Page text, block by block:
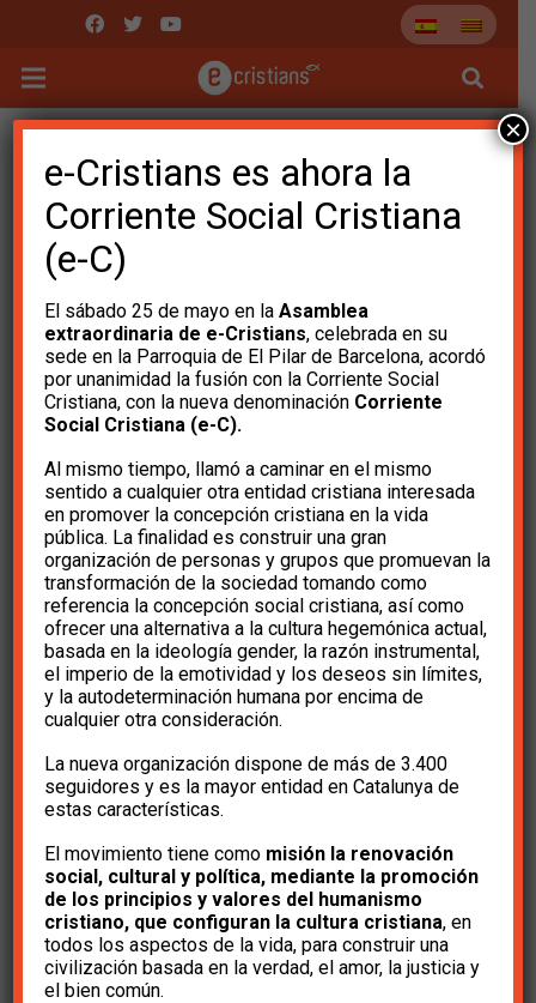
Repercusión del
manifiesto de los 100
personalidades contra
la ley de la eutanasia
hace 6 años e-Cristians
Resumen de prensa «Manifiesto 100
personalidades» (1). DESCARGAR
Resumen de prensa «Manifiesto 100
personalidades» (2). DESCARGAR
e-Cristians es ahora la
Corriente Social Cristiana
(e-C)
El sábado 25 de mayo en laAsamblea
extraordinaria de e-Cristians, celebrada en su
sede en la Parroquia de El Pilar de Barcelona, ​​acordó
por unanimidad la fusión con la Corriente Social
Cristiana, con la nueva denominación Corriente
Social Cristiana (e-C).
Al mismo tiempo, llamó a caminar en el mismo
sentido a cualquier otra entidad cristiana interesada
en promover la concepción cristiana en la vida
pública. La finalidad es construir una gran
organización de personas y grupos que promuevan la
transformación de la sociedad tomando como
referencia la concepción social cristiana, así como
ofrecer una alternativa a la cultura hegemónica actual,
basada en la ideología gender, la razón instrumental,
el imperio de la emotividad y los deseos sin límites,
y la autodeterminación humana por encima de
cualquier otra consideración.
La nueva organización dispone de más de 3.400
seguidores y es la mayor entidad en Catalunya de
estas características.
El movimiento tiene como misión la renovación
social, cultural y política, mediante la promoción
de los principios y valores del humanismo
cristiano, que configuran la cultura cristiana, en
todos los aspectos de la vida, para construir una
civilización basada en la verdad, el amor, la justicia y
el bien común.
×